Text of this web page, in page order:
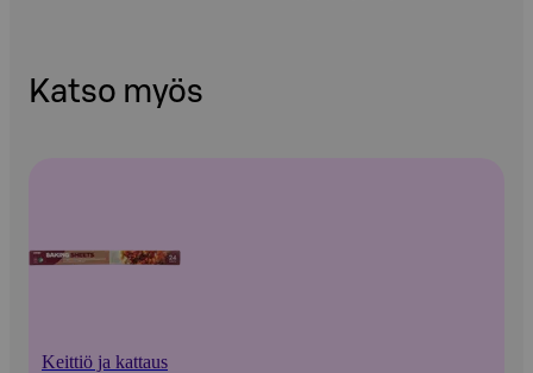
Katso myös
Keittiö ja kattaus